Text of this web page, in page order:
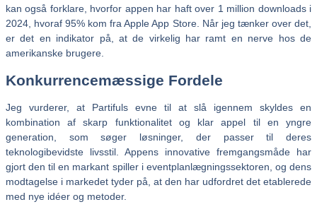
kan også forklare, hvorfor appen har haft over 1 million downloads i
2024, hvoraf 95% kom fra Apple App Store. Når jeg tænker over det,
er det en indikator på, at de virkelig har ramt en nerve hos de
amerikanske brugere.
Konkurrencemæssige Fordele
Jeg vurderer, at Partifuls evne til at slå igennem skyldes en
kombination af skarp funktionalitet og klar appel til en yngre
generation, som søger løsninger, der passer til deres
teknologibevidste livsstil. Appens innovative fremgangsmåde har
gjort den til en markant spiller i eventplanlægningssektoren, og dens
modtagelse i markedet tyder på, at den har udfordret det etablerede
med nye idéer og metoder.